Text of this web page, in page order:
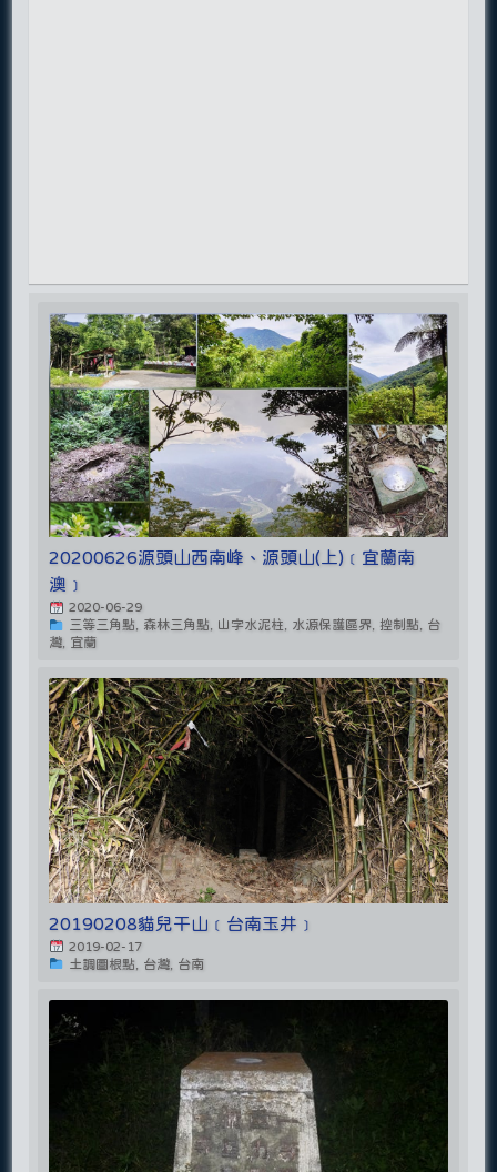
20200626源頭山西南峰、源頭山(上)﹝宜蘭南
澳﹞
2020-06-29
三等三角點, 森林三角點, 山字水泥柱, 水源保護區界, 控制點, 台
灣, 宜蘭
20190208貓兒干山﹝台南玉井﹞
2019-02-17
土調圖根點, 台灣, 台南